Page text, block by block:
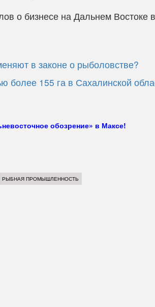
о бизнесе на Дальнем Востоке
в законе о рыболовстве?
155 га в Сахалинской
обозрение» в Максе!
РЫБНАЯ ПРОМЫШЛЕННОСТЬ